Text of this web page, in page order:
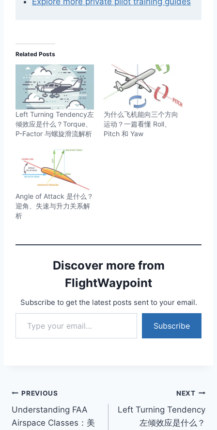
Related Posts
Left Turning Tendency左
倾效应是什么？Torque、
P-Factor 与螺旋滑流解析
为什么飞机能向三个方向
运动？一篇看懂 Roll、
Pitch 和 Yaw
Angle of Attack 是什么？
迎角、失速与升力关系解
析
Discover more from
FlightWaypoint
Subscribe to get the latest posts sent to your email.
Type your email…
Subscribe
Post
navigation
PREVIOUS
Understanding FAA
Airspace Classes：美
NEXT
Left Turning Tendency
左倾效应是什么？